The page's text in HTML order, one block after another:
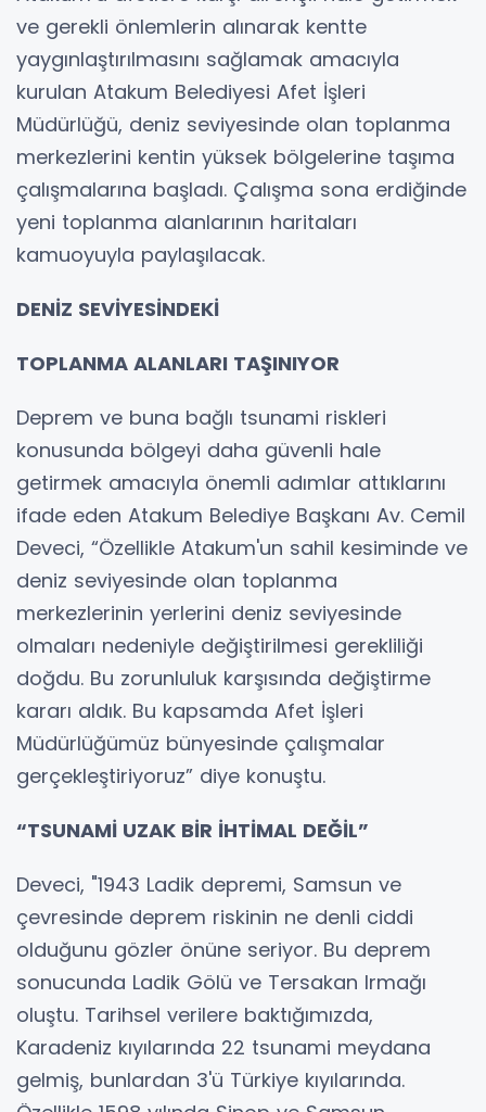
ve gerekli önlemlerin alınarak kentte
yaygınlaştırılmasını sağlamak amacıyla
kurulan Atakum Belediyesi Afet İşleri
Müdürlüğü, deniz seviyesinde olan toplanma
merkezlerini kentin yüksek bölgelerine taşıma
çalışmalarına başladı. Çalışma sona erdiğinde
yeni toplanma alanlarının haritaları
kamuoyuyla paylaşılacak.
DENİZ SEVİYESİNDEKİ
TOPLANMA ALANLARI TAŞINIYOR
Deprem ve buna bağlı tsunami riskleri
konusunda bölgeyi daha güvenli hale
getirmek amacıyla önemli adımlar attıklarını
ifade eden Atakum Belediye Başkanı Av. Cemil
Deveci, “Özellikle Atakum'un sahil kesiminde ve
deniz seviyesinde olan toplanma
merkezlerinin yerlerini deniz seviyesinde
olmaları nedeniyle değiştirilmesi gerekliliği
doğdu. Bu zorunluluk karşısında değiştirme
kararı aldık. Bu kapsamda Afet İşleri
Müdürlüğümüz bünyesinde çalışmalar
gerçekleştiriyoruz” diye konuştu.
“TSUNAMİ UZAK BİR İHTİMAL DEĞİL”
Deveci, "1943 Ladik depremi, Samsun ve
çevresinde deprem riskinin ne denli ciddi
olduğunu gözler önüne seriyor. Bu deprem
sonucunda Ladik Gölü ve Tersakan Irmağı
oluştu. Tarihsel verilere baktığımızda,
Karadeniz kıyılarında 22 tsunami meydana
gelmiş, bunlardan 3'ü Türkiye kıyılarında.